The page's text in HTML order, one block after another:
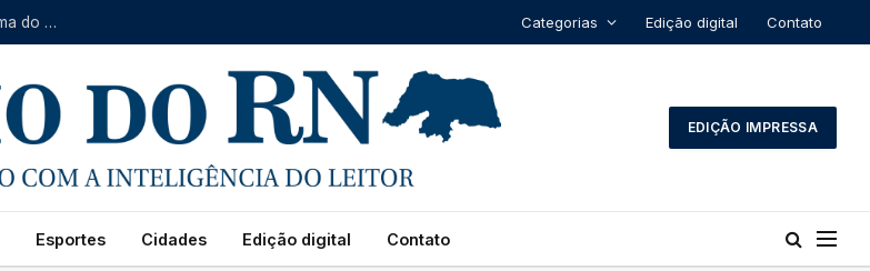
Nova era do WhatsApp: do chat às vendas, app redefine hoje a forma do brasileiro se comunicar Categorias Edição digital Contato
EDIÇÃO IMPRESSA
Esportes Cidades Edição digital Contato